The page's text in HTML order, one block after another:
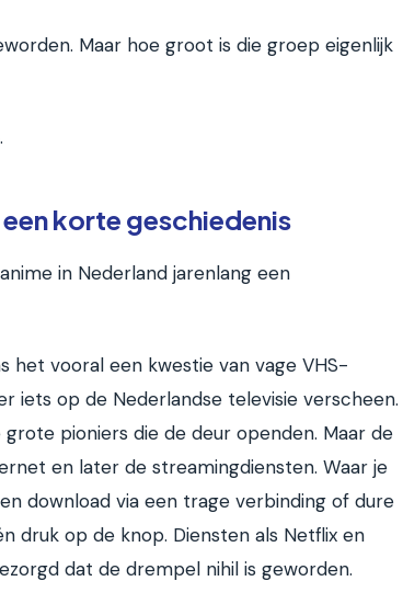
Maar hoe groot is die groep eigenlijk
korte geschiedenis
in Nederland jarenlang een
het vooral een kwestie van vage VHS-
op de Nederlandse televisie verscheen.
grote pioniers die de deur openden. Maar de
en later de streamingdiensten. Waar je
download via een trage verbinding of dure
druk op de knop. Diensten als Netflix en
dat de drempel nihil is geworden.